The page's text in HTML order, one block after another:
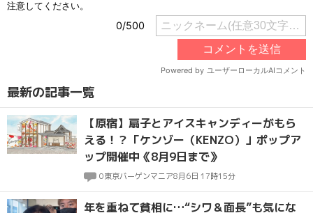
最新の記事一覧
【原宿】扇子とアイスキャンディーがもら
える！？「ケンゾー（KENZO）」ポップア
ップ開催中《8月9日まで》
0東京バーゲンマニア8月6日 17時15分
年を重ねて貧相に…“シワ＆面長”も気にな